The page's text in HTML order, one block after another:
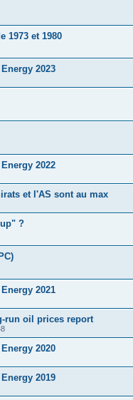
1973 et 1980
2023
2022
et l'AS sont au max
?
2021
run oil prices report
2020
2019